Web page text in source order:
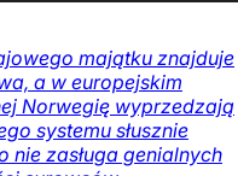
majątku znajduje
a w europejskim
Norwegię wyprzedzają
systemu słusznie
nie zasługa genialnych